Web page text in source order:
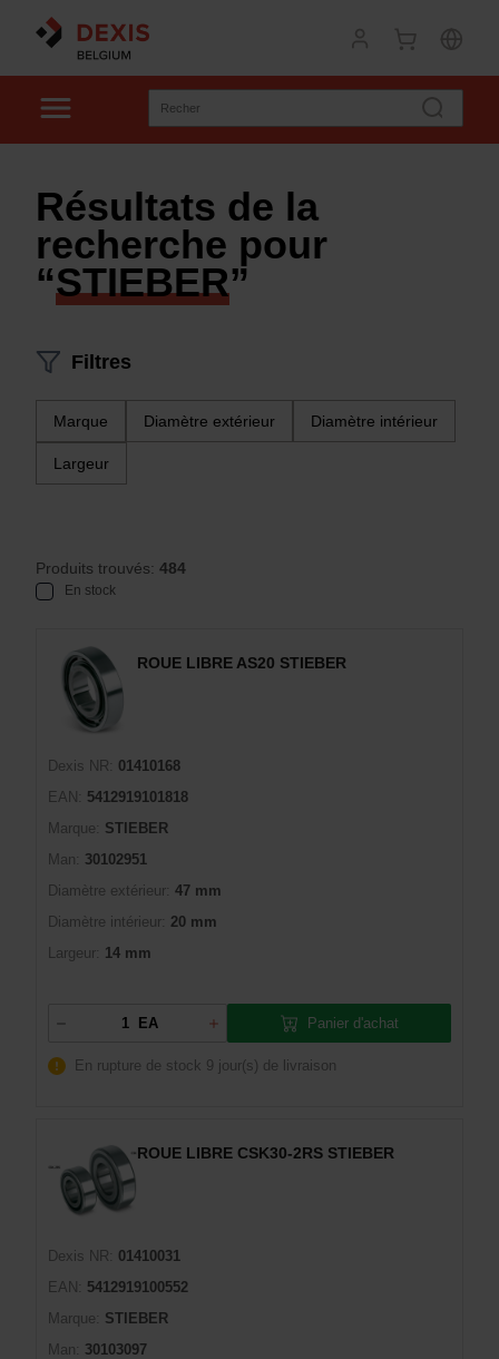
Résultats de la
recherche pour
“STIEBER”
Filtres
Marque Diamètre extérieur Diamètre intérieur
Largeur
Produits trouvés: 484
En stock
ROUE LIBRE AS20 STIEBER
Dexis NR:
01410168
EAN:
5412919101818
Marque:
STIEBER
Man:
30102951
Diamètre extérieur: 47 mm
Diamètre intérieur: 20 mm
Largeur: 14 mm
EA Panier d'achat
En rupture de stock 9 jour(s) de livraison
ROUE LIBRE CSK30-2RS STIEBER
Dexis NR:
01410031
EAN:
5412919100552
Marque:
STIEBER
Man:
30103097